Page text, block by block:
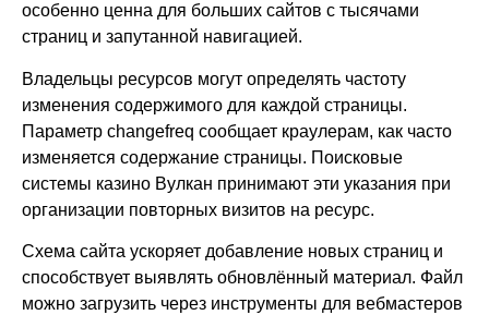
особенно ценна для больших сайтов с тысячами
страниц и запутанной навигацией.
Владельцы ресурсов могут определять частоту
изменения содержимого для каждой страницы.
Параметр changefreq сообщает краулерам, как часто
изменяется содержание страницы. Поисковые
системы казино Вулкан принимают эти указания при
организации повторных визитов на ресурс.
Схема сайта ускоряет добавление новых страниц и
способствует выявлять обновлённый материал. Файл
можно загрузить через инструменты для вебмастеров